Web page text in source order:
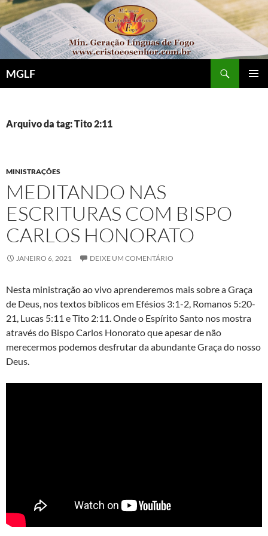
Pular
para
o
conteúdo
MGLF
Arquivo da tag: Tito 2:11
MINISTRAÇÕES
MEDITANDO NAS
ESCRITURAS COM BISPO
CARLOS HONORATO
JANEIRO 6, 2021 DEIXE UM COMENTÁRIO
Nesta ministração ao vivo aprenderemos mais sobre a Graça
de Deus, nos textos bíblicos em Efésios 3:1-2, Romanos 5:20-
21, Lucas 5:11 e Tito 2:11. Onde o Espírito Santo nos mostra
através do Bispo Carlos Honorato que apesar de não
merecermos podemos desfrutar da abundante Graça do nosso
Deus.